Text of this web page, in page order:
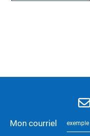
Mon courriel